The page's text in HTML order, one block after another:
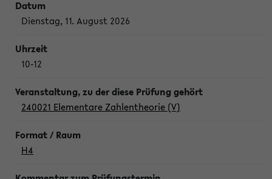
Dienstag, 11. August 2026
10-12
240021 Elementare Zahlentheorie (V)
H4